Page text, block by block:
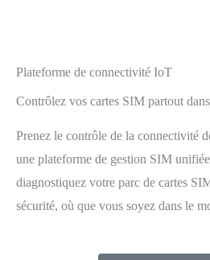
Plateforme de connectivité IoT
Contrôlez vos cartes SIM partout
Prenez le contrôle de la connectivité
une plateforme de gestion SIM
diagnostiquez votre parc de cartes
sécurité, où que vous soyez dans le